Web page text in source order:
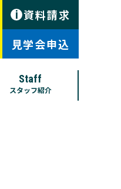
i 資料請求
見学会申込
Staff
スタッフ紹介